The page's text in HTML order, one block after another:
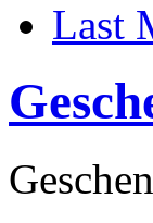
Last